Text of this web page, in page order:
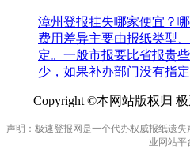
漳州登报挂失哪家便宜？
费用差异主要由报纸类型
定。一般市报要比省报贵
少，如果补办部门没有指
Copyright ©本网站版权归
声明：极速登报网是一个代办权威报纸遗
业网站平